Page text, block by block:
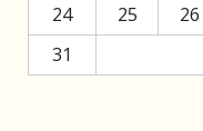
24
25 26
31